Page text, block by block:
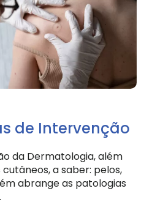
de Intervenção
da Dermatologia, além
a saber: pelos,
abrange as patologias